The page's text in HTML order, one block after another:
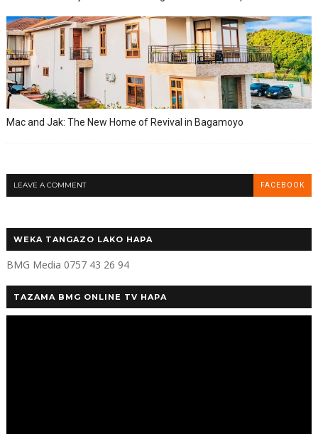
Mac and Jak: The New Home of Revival in Bagamoyo
LEAVE A COMMENT FACEBOOK
WEKA TANGAZO LAKO HAPA
BMG Media 0757 43 26 94
TAZAMA BMG ONLINE TV HAPA